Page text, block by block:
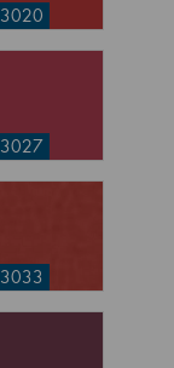
3020
3027
3033